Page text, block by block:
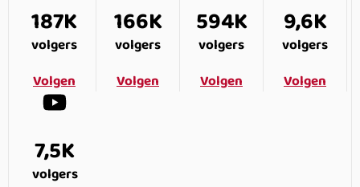
187K
volgers
Volgen
166K
volgers
Volgen
594K
volgers
Volgen
9,6K
volgers
Volgen
7,5K
volgers